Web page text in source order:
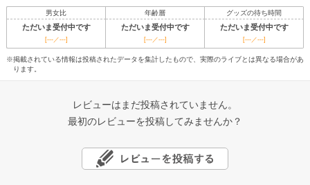
男女比 年齢層 グッズの待ち時間
ただいま受付中です ただいま受付中です ただいま受付中です
[---／---] [---／---] [---／---]
※掲載されている情報は投稿されたデータを集計したもので、実際のライブとは異なる場合があ
ります。
レビューはまだ投稿されていません。
最初のレビューを投稿してみませんか？